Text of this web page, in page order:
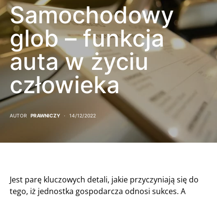
Samochodowy
glob – funkcja
auta w życiu
człowieka
AUTOR PRAWNICZY 14/12/2022
Jest parę kluczowych detali, jakie przyczyniają się do
tego, iż jednostka gospodarcza odnosi sukces. A